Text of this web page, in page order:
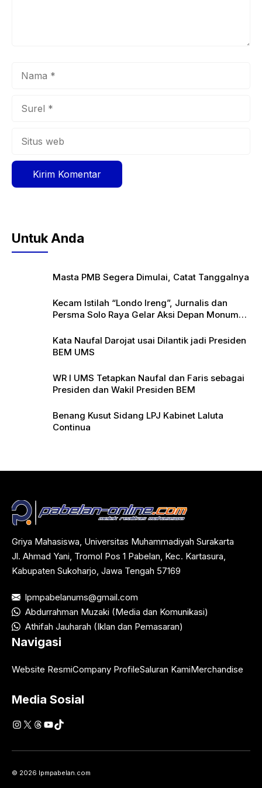
Untuk Anda
Masta PMB Segera Dimulai, Catat Tanggalnya
Kecam Istilah “Londo Ireng”, Jurnalis dan
Persma Solo Raya Gelar Aksi Depan Monumen
Kata Naufal Darojat usai Dilantik jadi Presiden
BEM UMS
WR I UMS Tetapkan Naufal dan Faris sebagai
Presiden dan Wakil Presiden BEM
Benang Kusut Sidang LPJ Kabinet Laluta
Continua
Griya Mahasiswa, Universitas Muhammadiyah Surakarta
Jl. Ahmad Yani, Tromol Pos 1 Pabelan, Kec. Kartasura,
Kabupaten Sukoharjo, Jawa Tengah 57169
lpmpabelanums@gmail.com
Abdurrahman Muzaki (Media dan Komunikasi)
Athifah Jauharah (Iklan dan Pemasaran)
Navigasi
Website ResmiCompany ProfileSaluran KamiMerchandise
Media Sosial
Instagram
X Threads
YouTube
TikTok
© 2026 lpmpabelan.com